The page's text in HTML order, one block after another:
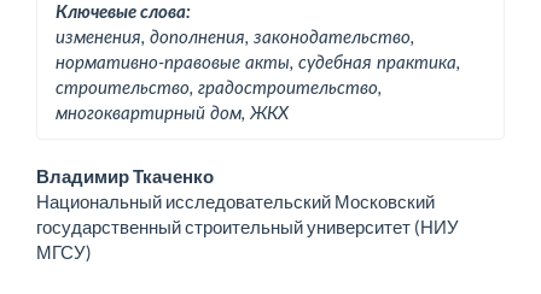
Ключевые слова:
изменения, дополнения, законодательство,
нормативно-правовые акты, судебная практика,
строительство, градостроительство,
многоквартирный дом, ЖКХ
Основное
содержимое
статьи
Владимир Ткаченко
Национальный исследовательский Московский
государственный строительный университет (НИУ
МГСУ)